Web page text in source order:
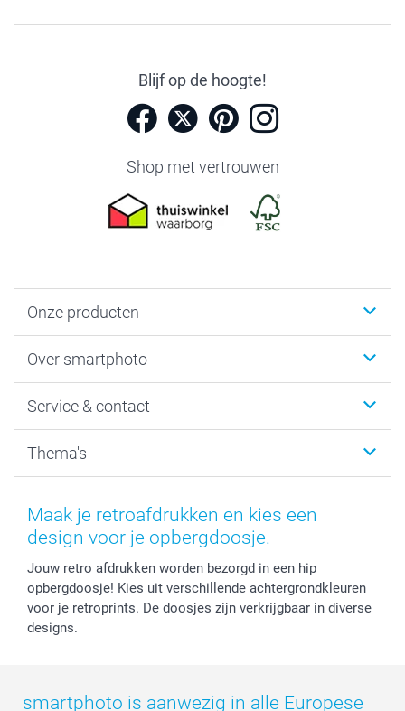
Blijf op de hoogte!
Shop met vertrouwen
Onze producten
Fotoboeken
Fotocadeaus
Kaarten
Over smartphoto
Vacatures
Bestelproces
Herroepingsrecht
Privacy
Reviews
Prijslijst
Investor Relations
Service & contact
Tevredenheidsgarantie
Mijn orderstatus
smartbonus
service@smartphoto.nl
Affiliate partnerprogramma
Partnerships
Thema's
Baby
Moederdag
Huwelijk
Maak je retroafdrukken en kies een
design voor je opbergdoosje.
Jouw retro afdrukken worden bezorgd in een hip
opbergdoosje! Kies uit verschillende achtergrondkleuren
voor je retroprints. De doosjes zijn verkrijgbaar in diverse
designs.
smartphoto is aanwezig in alle Europese